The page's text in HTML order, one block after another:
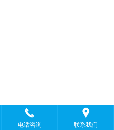
电话咨询 联系我们